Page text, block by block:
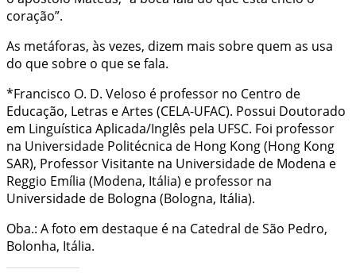
coração”.
As metáforas, às vezes, dizem mais sobre quem as usa
do que sobre o que se fala.
*Francisco O. D. Veloso é professor no Centro de
Educação, Letras e Artes (CELA-UFAC). Possui Doutorado
em Linguística Aplicada/Inglês pela UFSC. Foi professor
na Universidade Politécnica de Hong Kong (Hong Kong
SAR), Professor Visitante na Universidade de Modena e
Reggio Emília (Modena, Itália) e professor na
Universidade de Bologna (Bologna, Itália).
Oba.: A foto em destaque é na Catedral de São Pedro,
Bolonha, Itália.